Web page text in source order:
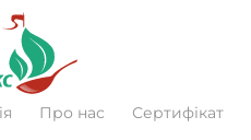
Про нас
Сертифікат